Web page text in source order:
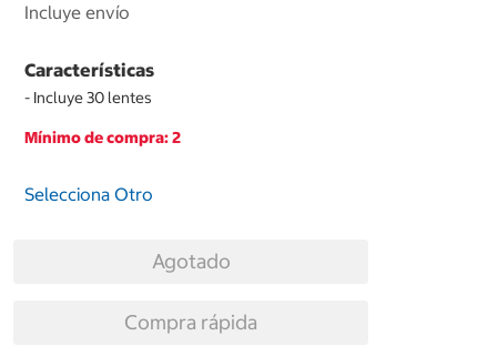
Incluye envío
Características
- Incluye 30 lentes
Mínimo de compra: 2
Selecciona Otro
Agotado
Compra rápida